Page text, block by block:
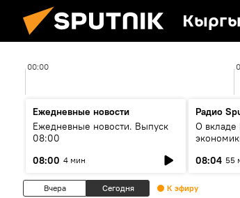
00:00
Ежедневные новости
Ежедневные новости. Выпуск
08:00
08:00 4 мин
Радио
О вкладе
08:04 55
Вчера Сегодня К эфиру